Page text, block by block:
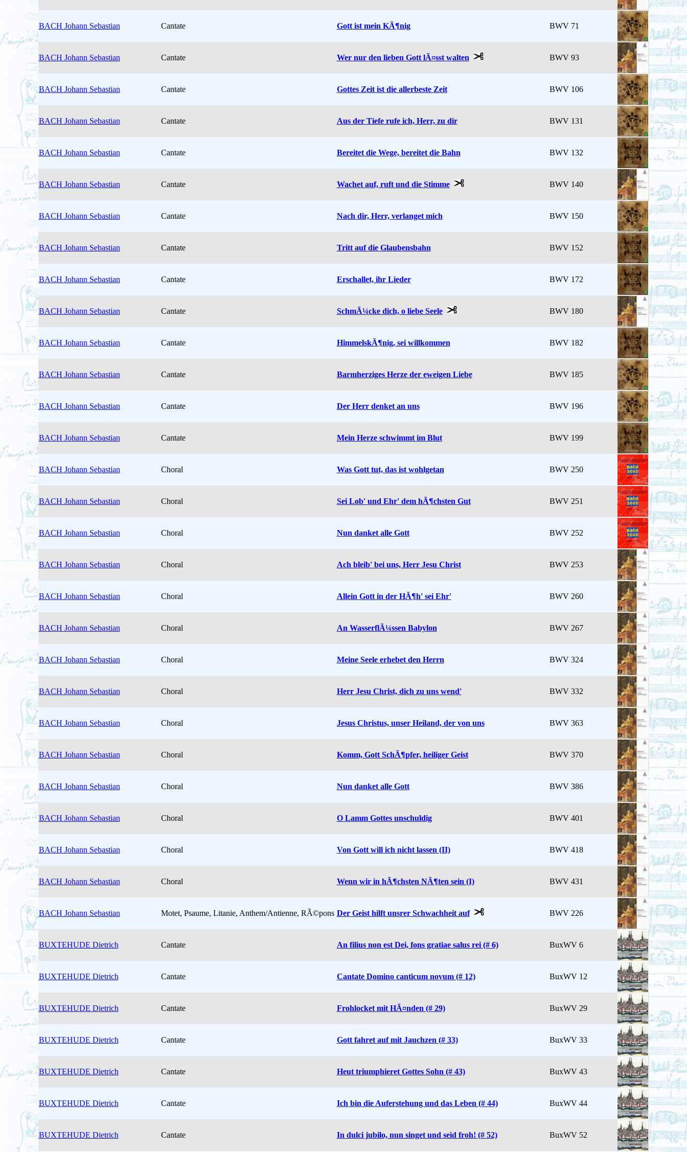
BACH Johann Sebastian Cantate Gott ist mein KÃ¶nig BWV 71
BACH Johann Sebastian Cantate Wer nur den lieben Gott lÃ¤sst walten BWV 93
BACH Johann Sebastian Cantate Gottes Zeit ist die allerbeste Zeit BWV 106
BACH Johann Sebastian Cantate Aus der Tiefe rufe ich, Herr, zu dir BWV 131
BACH Johann Sebastian Cantate Bereitet die Wege, bereitet die Bahn BWV 132
BACH Johann Sebastian Cantate Wachet auf, ruft und die Stimme BWV 140
BACH Johann Sebastian Cantate Nach dir, Herr, verlanget mich BWV 150
BACH Johann Sebastian Cantate Tritt auf die Glaubensbahn BWV 152
BACH Johann Sebastian Cantate Erschallet, ihr Lieder BWV 172
BACH Johann Sebastian Cantate SchmÃ¼cke dich, o liebe Seele BWV 180
BACH Johann Sebastian Cantate HimmelskÃ¶nig, sei willkommen BWV 182
BACH Johann Sebastian Cantate Barmherziges Herze der eweigen Liebe BWV 185
BACH Johann Sebastian Cantate Der Herr denket an uns BWV 196
BACH Johann Sebastian Cantate Mein Herze schwimmt im Blut BWV 199
BACH Johann Sebastian Choral Was Gott tut, das ist wohlgetan BWV 250
BACH Johann Sebastian Choral Sei Lob' und Ehr' dem hÃ¶chsten Gut BWV 251
BACH Johann Sebastian Choral Nun danket alle Gott BWV 252
BACH Johann Sebastian Choral Ach bleib' bei uns, Herr Jesu Christ BWV 253
BACH Johann Sebastian Choral Allein Gott in der HÃ¶h' sei Ehr' BWV 260
BACH Johann Sebastian Choral An WasserflÃ¼ssen Babylon BWV 267
BACH Johann Sebastian Choral Meine Seele erhebet den Herrn BWV 324
BACH Johann Sebastian Choral Herr Jesu Christ, dich zu uns wend' BWV 332
BACH Johann Sebastian Choral Jesus Christus, unser Heiland, der von uns BWV 363
BACH Johann Sebastian Choral Komm, Gott SchÃ¶pfer, heiliger Geist BWV 370
BACH Johann Sebastian Choral Nun danket alle Gott BWV 386
BACH Johann Sebastian Choral O Lamm Gottes unschuldig BWV 401
BACH Johann Sebastian Choral Von Gott will ich nicht lassen (II) BWV 418
BACH Johann Sebastian Choral Wenn wir in hÃ¶chsten NÃ¶ten sein (I) BWV 431
BACH Johann Sebastian Motet, Psaume, Litanie, Anthem/Antienne, RÃ©pons Der Geist hilft unsrer Schwachheit auf BWV 226
BUXTEHUDE Dietrich Cantate An filius non est Dei, fons gratiae salus rei (# 6) BuxWV 6
BUXTEHUDE Dietrich Cantate Cantate Domino canticum novum (# 12) BuxWV 12
BUXTEHUDE Dietrich Cantate Frohlocket mit HÃ¤nden (# 29) BuxWV 29
BUXTEHUDE Dietrich Cantate Gott fahret auf mit Jauchzen (# 33) BuxWV 33
BUXTEHUDE Dietrich Cantate Heut triumphieret Gottes Sohn (# 43) BuxWV 43
BUXTEHUDE Dietrich Cantate Ich bin die Auferstehung und das Leben (# 44) BuxWV 44
BUXTEHUDE Dietrich Cantate In dulci jubilo, nun singet und seid froh! (# 52) BuxWV 52